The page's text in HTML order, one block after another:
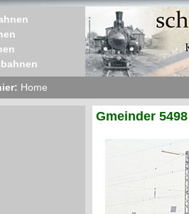
Home
Gmeinder